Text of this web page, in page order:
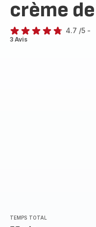
crème
ratings.4.7
4.7 /5 -
3 Avis
TEMPS TOTAL